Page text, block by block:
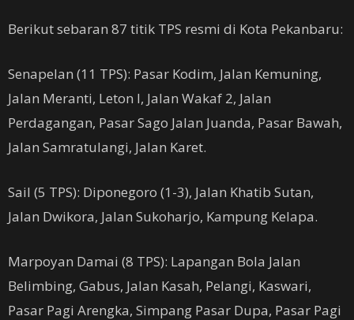
Berikut sebaran 87 titik TPS resmi di Kota Pekanbaru:
Senapelan (11 TPS): Pasar Kodim, Jalan Kemuning,
Jalan Meranti, Leton I, Jalan Wakaf 2, Jalan
Perdagangan, Pasar Sago Jalan Juanda, Pasar Bawah,
Jalan Samratulangi, Jalan Karet.
Sail (5 TPS): Diponegoro (1-3), Jalan Khatib Sutan,
Jalan Dwikora, Jalan Sukoharjo, Kampung Kelapa.
Marpoyan Damai (8 TPS): Lapangan Bola Jalan
Belimbing, Gabus, Jalan Kasah, Pelangi, Kaswari,
Pasar Pagi Arengka, Simpang Pasar Dupa, Pasar Pagi